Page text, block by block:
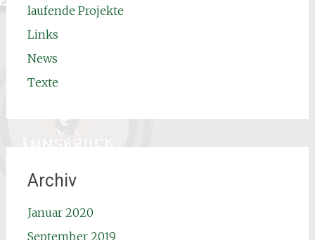
laufende Projekte
Links
News
Texte
Archiv
Januar 2020
September 2019